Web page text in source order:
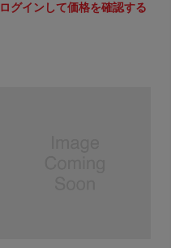
ログインして価格を確認する